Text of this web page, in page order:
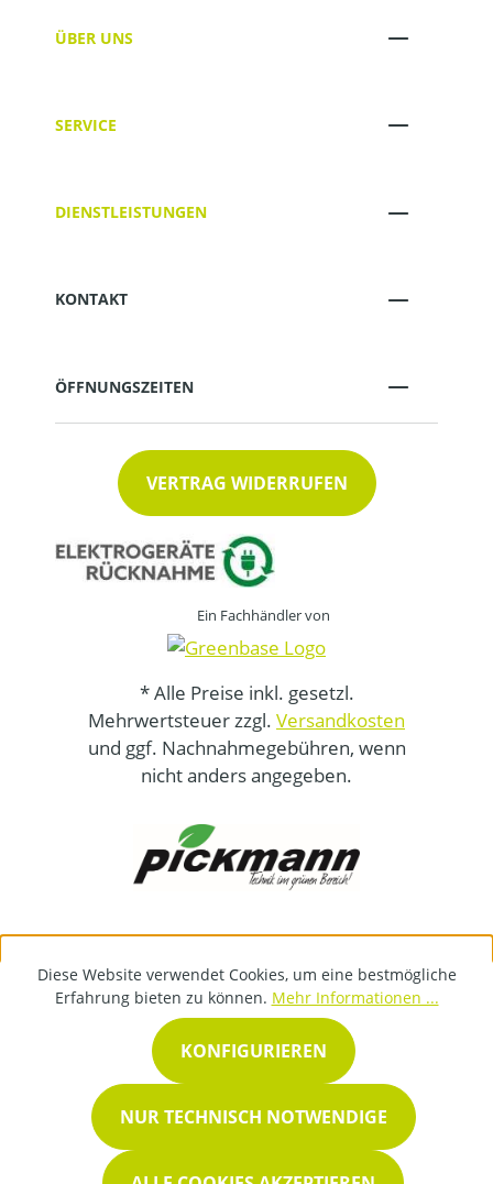
ÜBER UNS
SERVICE
DIENSTLEISTUNGEN
KONTAKT
ÖFFNUNGSZEITEN
VERTRAG WIDERRUFEN
Ein Fachhändler von
* Alle Preise inkl. gesetzl.
Mehrwertsteuer zzgl. Versandkosten
und ggf. Nachnahmegebühren, wenn
nicht anders angegeben.
Diese Website verwendet Cookies, um eine bestmögliche
Erfahrung bieten zu können. Mehr Informationen ...
NUR TECHNISCH NOTWENDIGE
KONFIGURIEREN